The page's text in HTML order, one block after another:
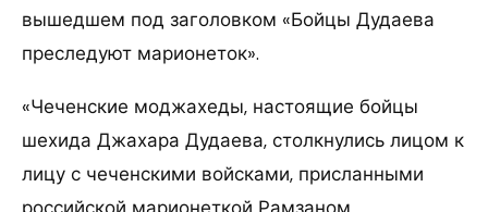
вышедшем под заголовком «Бойцы Дудаева
преследуют марионеток».
«Чеченские моджахеды, настоящие бойцы
шехида Джахара Дудаева, столкнулись лицом к
лицу с чеченскими войсками, присланными